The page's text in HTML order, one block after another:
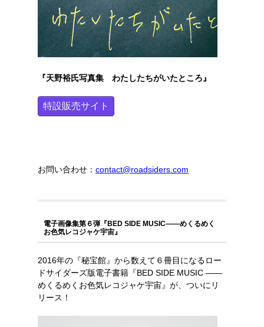
『天野裕氏写真集 わたしたちがいたところ』
特設販売サイト
お問い合わせ： contact@roadsiders.com
電子画像集第６弾『BED SIDE MUSIC――めくるめく
お色気レコジャケ宇宙』
2016年の『秘宝館』から数えて６冊目になるロー
ドサイダーズ版電子書籍『BED SIDE MUSIC ――
めくるめくお色気レコジャケ宇宙』が、ついにリ
リース！